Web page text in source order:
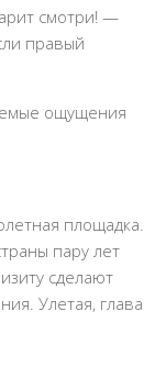
смотри! —
правый
ощущения
площадка.
пару лет
сделают
Улетая, глава